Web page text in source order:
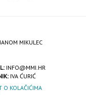
MIKULEC
INFO@MMI.HR
IVA ĆURIĆ
O KOLAČIĆIMA